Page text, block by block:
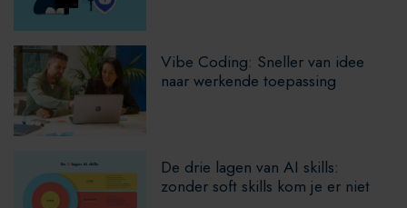
Vibe Coding: Sneller van idee
naar werkende toepassing
De drie lagen van AI skills:
zonder soft skills kom je er niet